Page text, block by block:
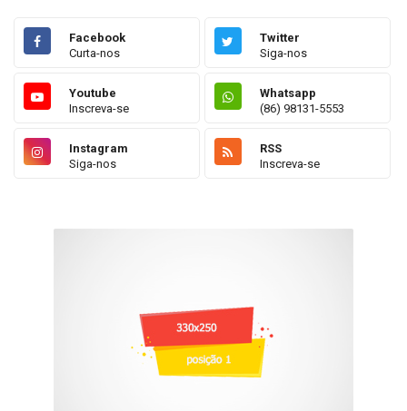
Facebook
Curta-nos
Twitter
Siga-nos
Youtube
Inscreva-se
Whatsapp
(86) 98131-5553
Instagram
Siga-nos
RSS
Inscreva-se